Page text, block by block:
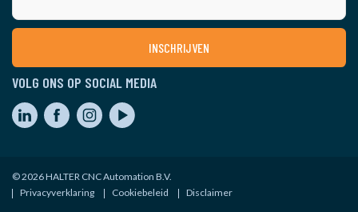
VOLG ONS OP SOCIAL MEDIA
© 2026 HALTER CNC Automation B.V.
Privacyverklaring
Cookiebeleid Disclaimer